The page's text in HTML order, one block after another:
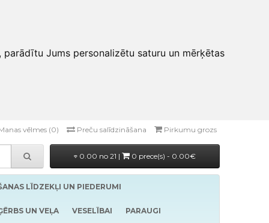
Jums personalizētu saturu un mērķētas
vēlmes (0) Preču salīdzināšana Pirkumu grozs
0.00 no 21 | 0 prece(s) - 0.00€
LĪDZEKĻI UN PIEDERUMI
UN VEĻA VESELĪBAI PARAUGI